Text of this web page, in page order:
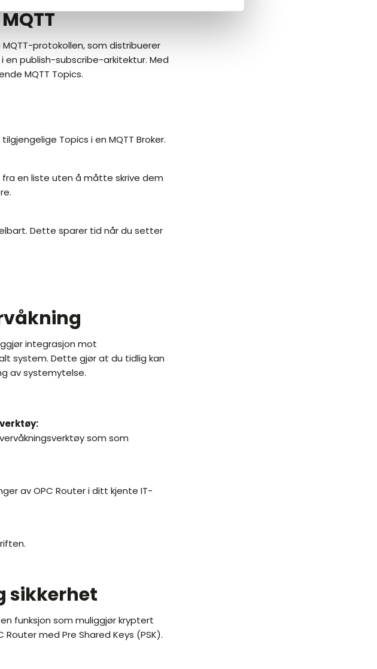
protokollen, som distribuerer
publish-subscribe-arkitektur. Med
MQTT Topics.
Topics i en MQTT Broker.
fra en liste uten å måtte skrive dem
Dette sparer tid når du setter
integrasjon mot
system. Dette gjør at du tidlig kan
av systemytelse.
som som
av OPC Router i ditt kjente IT-
sikkerhet
funksjon som muliggjør kryptert
med Pre Shared Keys (PSK).